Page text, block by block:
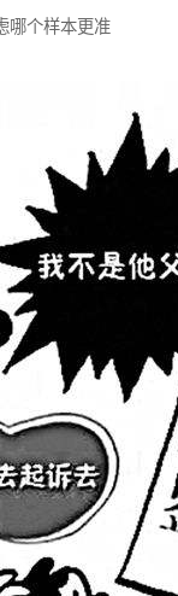
哪个样本更准